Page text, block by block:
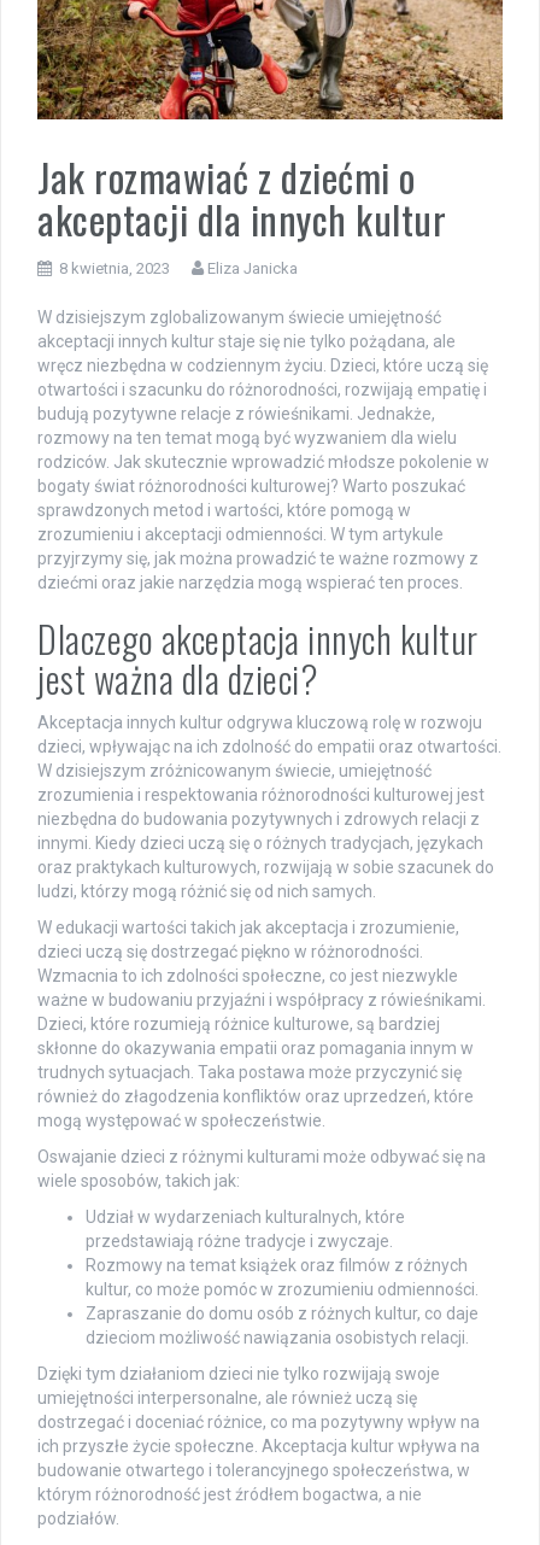
Jak rozmawiać z dziećmi o
akceptacji dla innych kultur
8 kwietnia, 2023 Eliza Janicka
W dzisiejszym zglobalizowanym świecie umiejętność
akceptacji innych kultur staje się nie tylko pożądana, ale
wręcz niezbędna w codziennym życiu. Dzieci, które uczą się
otwartości i szacunku do różnorodności, rozwijają empatię i
budują pozytywne relacje z rówieśnikami. Jednakże,
rozmowy na ten temat mogą być wyzwaniem dla wielu
rodziców. Jak skutecznie wprowadzić młodsze pokolenie w
bogaty świat różnorodności kulturowej? Warto poszukać
sprawdzonych metod i wartości, które pomogą w
zrozumieniu i akceptacji odmienności. W tym artykule
przyjrzymy się, jak można prowadzić te ważne rozmowy z
dziećmi oraz jakie narzędzia mogą wspierać ten proces.
Dlaczego akceptacja innych kultur
jest ważna dla dzieci?
Akceptacja innych kultur odgrywa kluczową rolę w rozwoju
dzieci, wpływając na ich zdolność do empatii oraz otwartości.
W dzisiejszym zróżnicowanym świecie, umiejętność
zrozumienia i respektowania różnorodności kulturowej jest
niezbędna do budowania pozytywnych i zdrowych relacji z
innymi. Kiedy dzieci uczą się o różnych tradycjach, językach
oraz praktykach kulturowych, rozwijają w sobie szacunek do
ludzi, którzy mogą różnić się od nich samych.
W edukacji wartości takich jak akceptacja i zrozumienie,
dzieci uczą się dostrzegać piękno w różnorodności.
Wzmacnia to ich zdolności społeczne, co jest niezwykle
ważne w budowaniu przyjaźni i współpracy z rówieśnikami.
Dzieci, które rozumieją różnice kulturowe, są bardziej
skłonne do okazywania empatii oraz pomagania innym w
trudnych sytuacjach. Taka postawa może przyczynić się
również do złagodzenia konfliktów oraz uprzedzeń, które
mogą występować w społeczeństwie.
Oswajanie dzieci z różnymi kulturami może odbywać się na
wiele sposobów, takich jak:
Udział w wydarzeniach kulturalnych, które
przedstawiają różne tradycje i zwyczaje.
Rozmowy na temat książek oraz filmów z różnych
kultur, co może pomóc w zrozumieniu odmienności.
Zapraszanie do domu osób z różnych kultur, co daje
dzieciom możliwość nawiązania osobistych relacji.
Dzięki tym działaniom dzieci nie tylko rozwijają swoje
umiejętności interpersonalne, ale również uczą się
dostrzegać i doceniać różnice, co ma pozytywny wpływ na
ich przyszłe życie społeczne. Akceptacja kultur wpływa na
budowanie otwartego i tolerancyjnego społeczeństwa, w
którym różnorodność jest źródłem bogactwa, a nie
podziałów.